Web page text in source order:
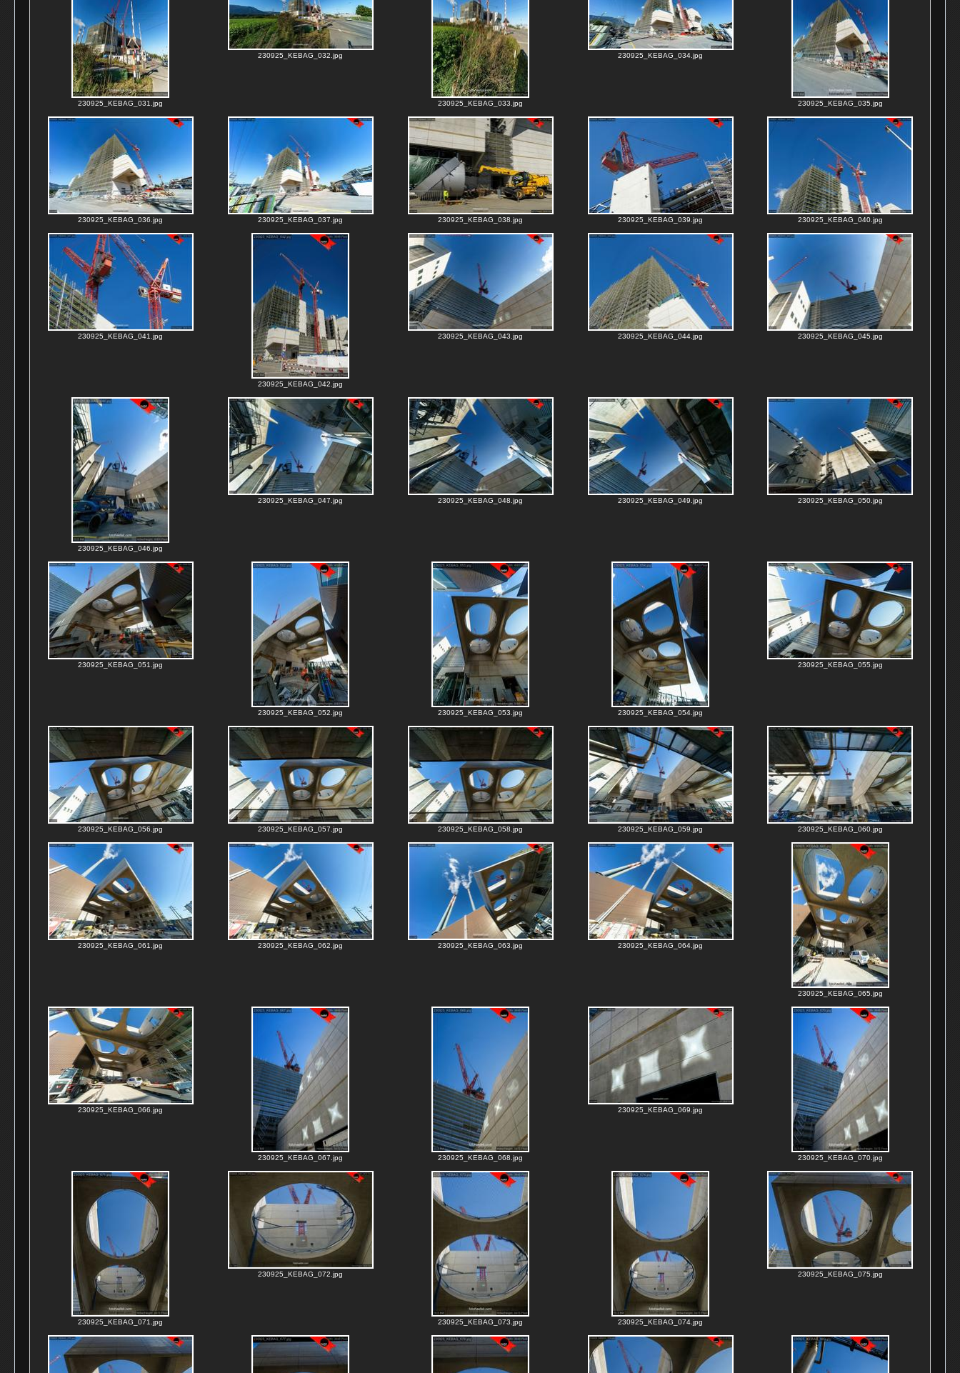
230925_KEBAG_031.jpg
230925_KEBAG_032.jpg
230925_KEBAG_033.jpg
230925_KEBAG_034.jpg
230925_KEBAG_035.jpg
230925_KEBAG_036.jpg 230925_KEBAG_037.jpg 230925_KEBAG_038.jpg 230925_KEBAG_039.jpg 230925_KEBAG_040.jpg
230925_KEBAG_041.jpg
230925_KEBAG_042.jpg
230925_KEBAG_043.jpg 230925_KEBAG_044.jpg 230925_KEBAG_045.jpg
230925_KEBAG_046.jpg
230925_KEBAG_047.jpg 230925_KEBAG_048.jpg 230925_KEBAG_049.jpg 230925_KEBAG_050.jpg
230925_KEBAG_051.jpg
230925_KEBAG_052.jpg 230925_KEBAG_053.jpg 230925_KEBAG_054.jpg
230925_KEBAG_055.jpg
230925_KEBAG_056.jpg 230925_KEBAG_057.jpg 230925_KEBAG_058.jpg 230925_KEBAG_059.jpg 230925_KEBAG_060.jpg
230925_KEBAG_061.jpg 230925_KEBAG_062.jpg 230925_KEBAG_063.jpg 230925_KEBAG_064.jpg
230925_KEBAG_065.jpg
230925_KEBAG_066.jpg
230925_KEBAG_067.jpg 230925_KEBAG_068.jpg
230925_KEBAG_069.jpg
230925_KEBAG_070.jpg
230925_KEBAG_071.jpg
230925_KEBAG_072.jpg
230925_KEBAG_073.jpg 230925_KEBAG_074.jpg
230925_KEBAG_075.jpg